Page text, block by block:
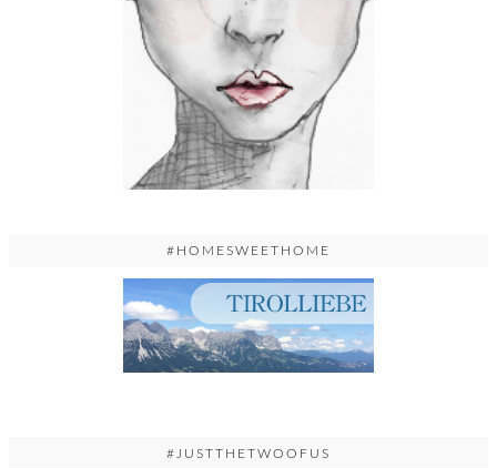
#HOMESWEETHOME
#JUSTTHETWOOFUS